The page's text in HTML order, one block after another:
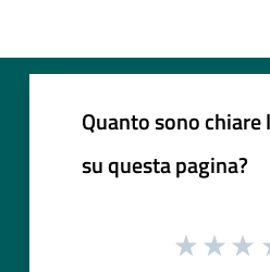
Quanto sono
su questa pagina?